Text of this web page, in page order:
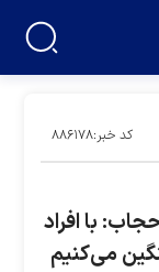
کد خبر:۸۸۶۱۷۸
با افراد
می‌کنیم